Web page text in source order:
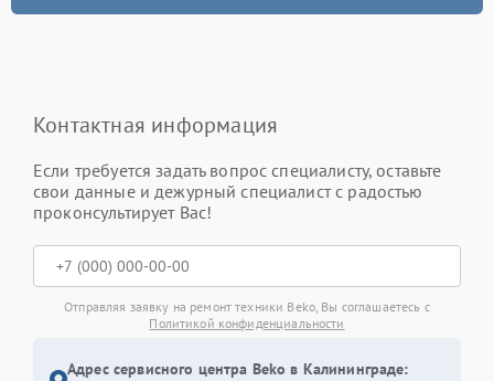
Контактная информация
Если требуется задать вопрос специалисту, оставьте
свои данные и дежурный специалист с радостью
проконсультирует Вас!
Отправляя заявку на ремонт техники Beko, Вы соглашаетесь с
Политикой конфиденциальности
Адрес сервисного центра Beko в Калининграде: